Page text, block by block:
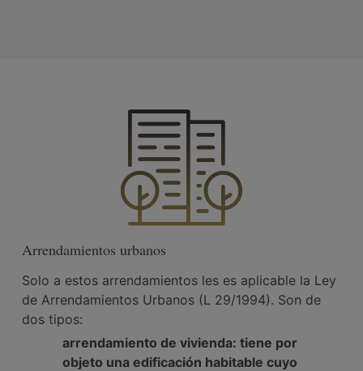
Arrendamientos urbanos
Solo a estos arrendamientos les es aplicable la Ley
de Arrendamientos Urbanos (L 29/1994). Son de
dos tipos:
arrendamiento de vivienda: tiene por
objeto una edificación habitable cuyo